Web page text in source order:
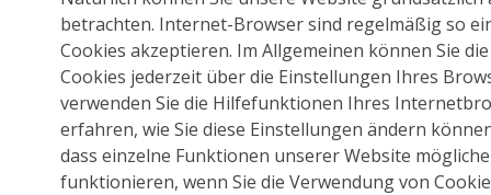
betrachten. Internet-Browser sind regelmäßig so
Cookies akzeptieren. Im Allgemeinen können Sie
Cookies jederzeit über die Einstellungen Ihres
verwenden Sie die Hilfefunktionen Ihres
erfahren, wie Sie diese Einstellungen ändern
dass einzelne Funktionen unserer Website
funktionieren, wenn Sie die Verwendung von